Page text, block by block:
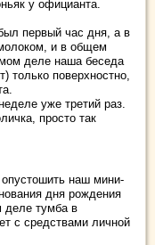
у официанта.
первый час дня, а в
и в общем
деле наша беседа
только поверхностно,
уже третий раз.
просто так
наш мини-
дня рождения
деле тумба в
с средствами личной